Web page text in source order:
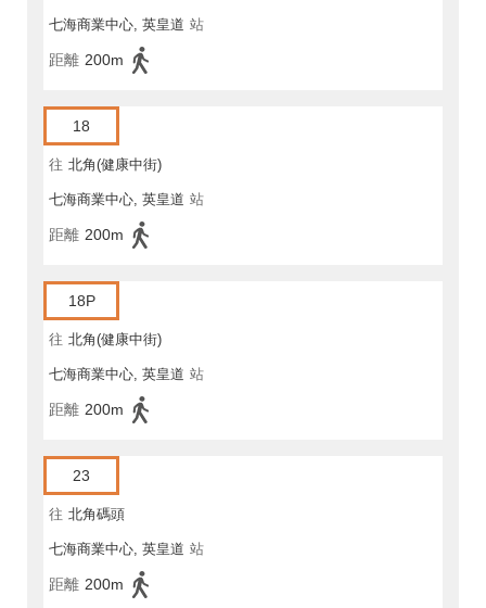
七海商業中心, 英皇道 站
距離 200m
18
往 北角(健康中街)
七海商業中心, 英皇道 站
距離 200m
18P
往 北角(健康中街)
七海商業中心, 英皇道 站
距離 200m
23
往 北角碼頭
七海商業中心, 英皇道 站
距離 200m